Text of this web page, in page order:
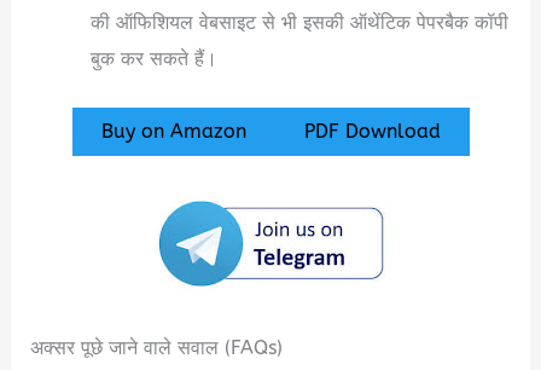
की ऑफिशियल वेबसाइट से भी इसकी ऑथेंटिक पेपरबैक कॉपी
बुक कर सकते हैं।
Buy on Amazon PDF Download
अक्सर पूछे जाने वाले सवाल (FAQs)